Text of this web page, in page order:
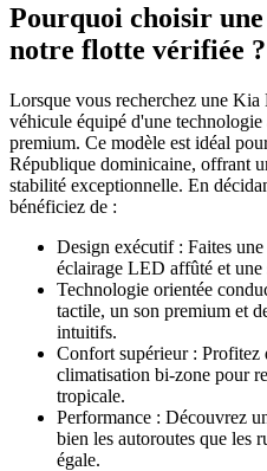
Pourquoi choisir
notre flotte vérifiée ?
Lorsque vous recherchez une
véhicule équipé d'une technologie
premium. Ce modèle est idéal
République dominicaine, offrant
stabilité exceptionnelle. En
bénéficiez de :
Design exécutif : Faites
éclairage LED affûté et une
Technologie orientée
tactile, un son premium et
intuitifs.
Confort supérieur : Profitez
climatisation bi-zone pour
tropicale.
Performance : Découvrez
bien les autoroutes que les
égale.